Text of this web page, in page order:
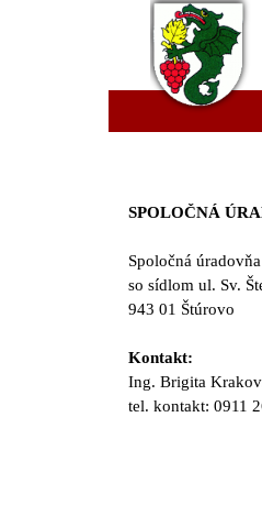
SPOLOČNÁ
Spoločná
so sídlom ul. Sv.
943 01 Štúrovo
Kontakt:
Ing. Brigita
tel. kontakt: 0911